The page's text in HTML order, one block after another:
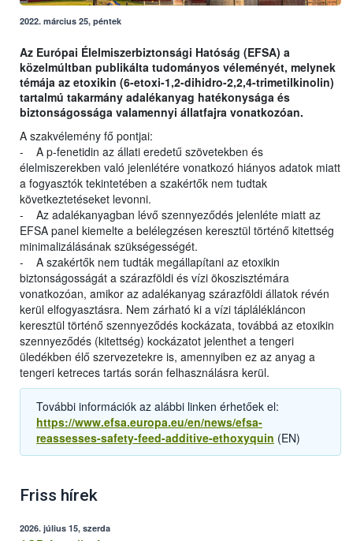
2022. március 25, péntek
Az Európai Élelmiszerbiztonsági Hatóság (EFSA) a
közelmúltban publikálta tudományos véleményét, melynek
témája az etoxikin (6-etoxi-1,2-dihidro-2,2,4-trimetilkinolin)
tartalmú takarmány adalékanyag hatékonysága és
biztonságossága valamennyi állatfajra vonatkozóan.
A szakvélemény fő pontjai:
- A p-fenetidin az állati eredetű szövetekben és
élelmiszerekben való jelenlétére vonatkozó hiányos adatok miatt
a fogyasztók tekintetében a szakértők nem tudtak
következtetéseket levonni.
- Az adalékanyagban lévő szennyeződés jelenléte miatt az
EFSA panel kiemelte a belélegzésen keresztül történő kitettség
minimalizálásának szükségességét.
- A szakértők nem tudták megállapítani az etoxikin
biztonságosságát a szárazföldi és vízi ökoszisztémára
vonatkozóan, amikor az adalékanyag szárazföldi állatok révén
kerül elfogyasztásra. Nem zárható ki a vízi táplálékláncon
keresztül történő szennyeződés kockázata, továbbá az etoxikin
szennyeződés (kitettség) kockázatot jelenthet a tengeri
üledékben élő szervezetekre is, amennyiben ez az anyag a
tengeri ketreces tartás során felhasználásra kerül.
További információk az alábbi linken érhetőek el:
https://www.efsa.europa.eu/en/news/efsa-
reassesses-safety-feed-additive-ethoxyquin (EN)
Friss hírek
2026. július 15, szerda